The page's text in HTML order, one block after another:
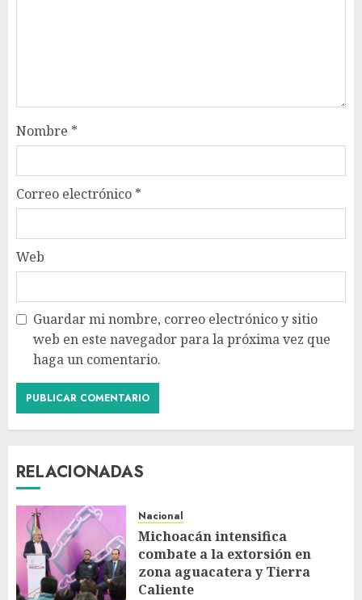
Nombre *
Correo electrónico *
Web
Guardar mi nombre, correo electrónico y sitio
web en este navegador para la próxima vez que
haga un comentario.
RELACIONADAS
Nacional
Michoacán intensifica
combate a la extorsión en
zona aguacatera y Tierra
Caliente